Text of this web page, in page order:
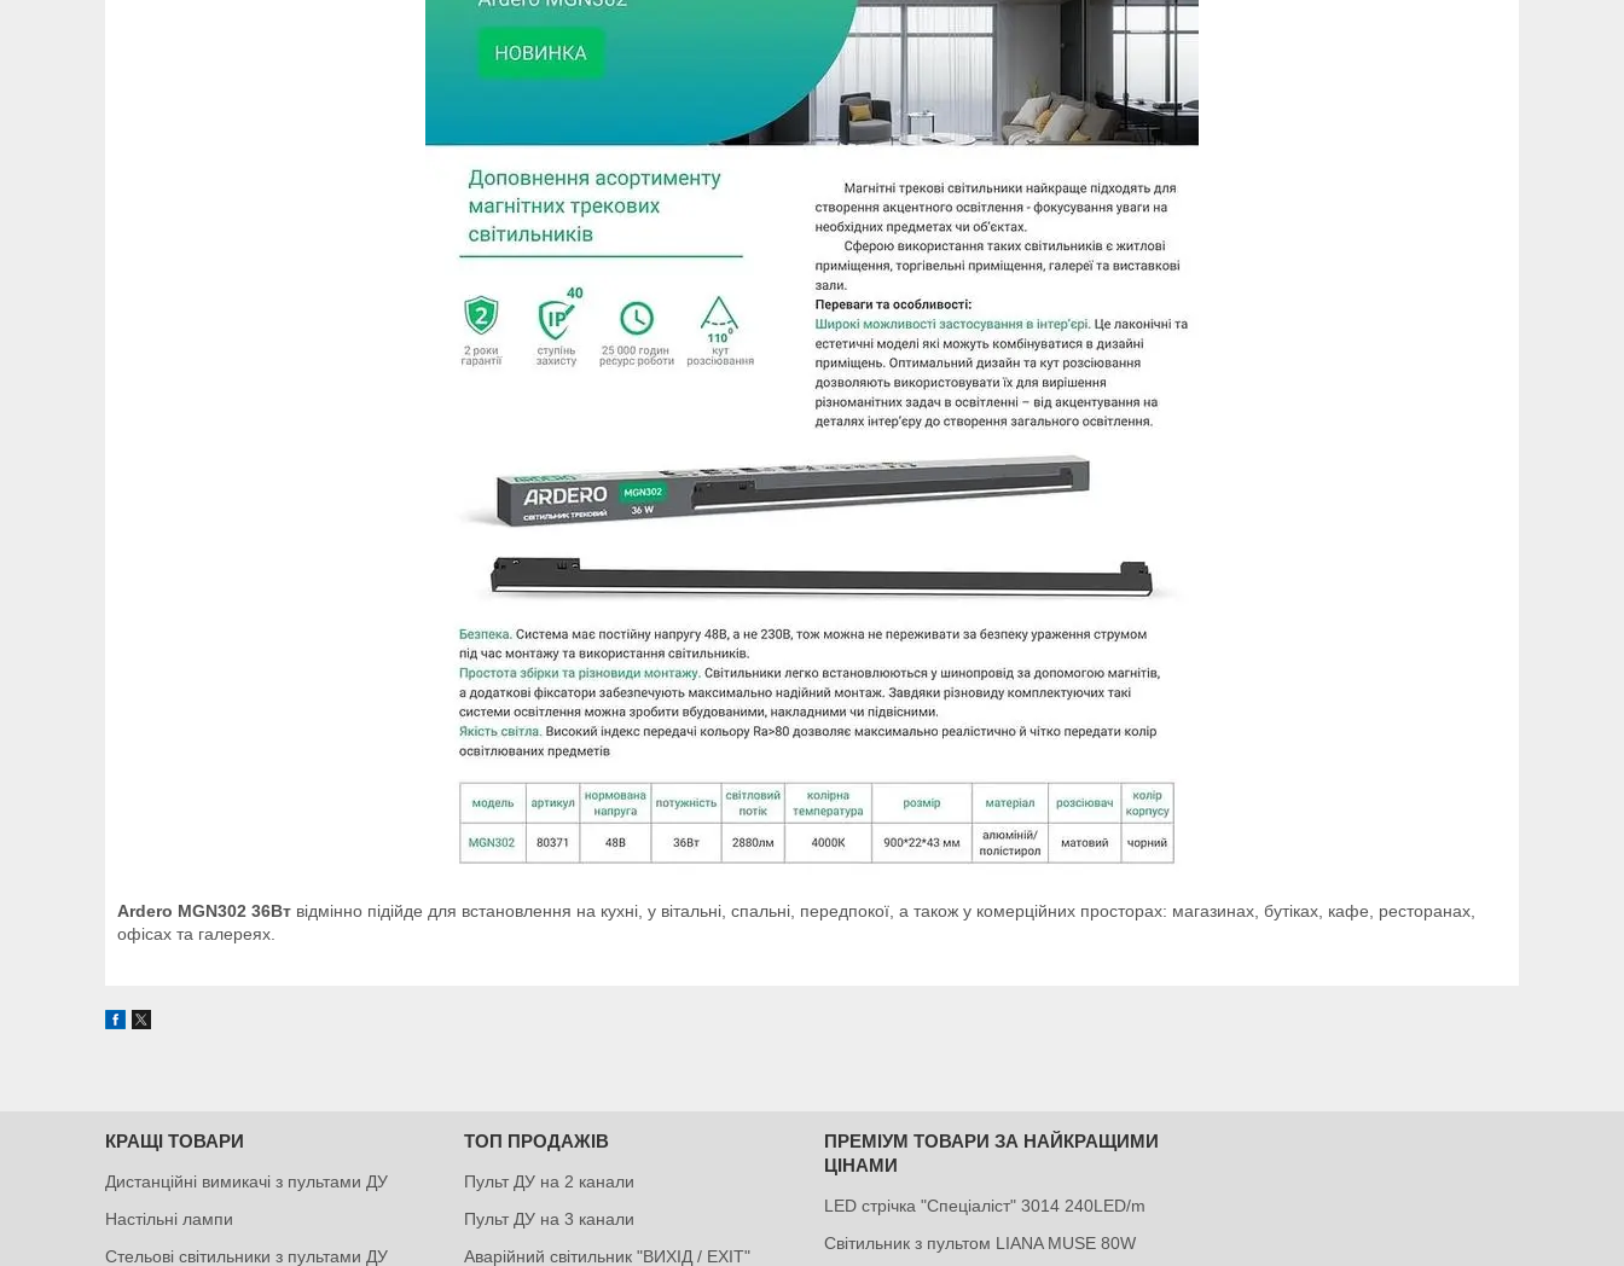
Ardero MGN302 36Вт відмінно підійде для встановлення на кухні, у вітальні, спальні, передпокої, а також у комерційних просторах: магазинах, бутіках, кафе, ресторанах,
офісах та галереях.
КРАЩІ ТОВАРИ
Дистанційні вимикачі з пультами ДУ
Настільні лампи
Стельові світильники з пультами ДУ
ТОП ПРОДАЖІВ
Пульт ДУ на 2 канали
Пульт ДУ на 3 канали
Аварійний світильник "ВИХІД / EXIT"
ПРЕМІУМ ТОВАРИ ЗА НАЙКРАЩИМИ
ЦІНАМИ
LED стрічка "Спеціаліст" 3014 240LED/m
Світильник з пультом LIANA MUSE 80W